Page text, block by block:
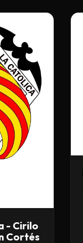
- Cirilo
Cortés